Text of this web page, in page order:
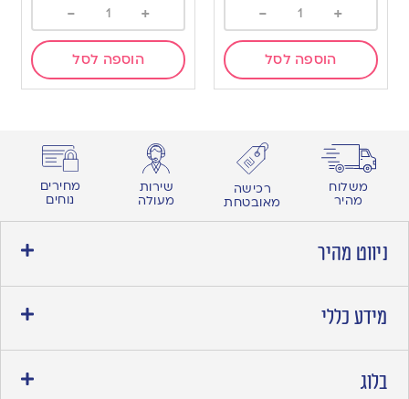
+
-
הוספה לסל
+
-
הוספה לסל
משלוח
מהיר
רכישה
מאובטחת
שירות
מעולה
מחירים
נוחים
ניווט מהיר
מידע כללי
בלוג